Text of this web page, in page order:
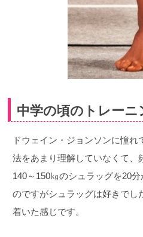
中学の頃のトレーニ
ドウェイン・ジョンソンに憧
法をあまり理解していなくて、
140～150㎏のシュラッグを20
のですがシュラッグは好きで
着いた感じです。